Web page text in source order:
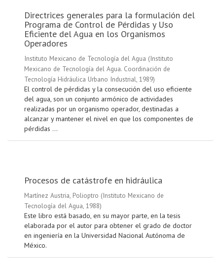
Directrices generales para la formulación del
Programa de Control de Pérdidas y Uso
Eficiente del Agua en los Organismos
Operadores
Instituto Mexicano de Tecnología del Agua (Instituto
Mexicano de Tecnología del Agua. Coordinación de
Tecnología Hidráulica Urbano Industrial, 1989)
El control de pérdidas y la consecución del uso eficiente
del agua, son un conjunto armónico de actividades
realizadas por un organismo operador, destinadas a
alcanzar y mantener el nivel en que los componentes de
pérdidas ...
Procesos de catástrofe en hidráulica
Martínez Austria, Polioptro (Instituto Mexicano de
Tecnología del Agua, 1988)
Este libro está basado, en su mayor parte, en la tesis
elaborada por el autor para obtener el grado de doctor
en ingeniería en la Universidad Nacional Autónoma de
México.